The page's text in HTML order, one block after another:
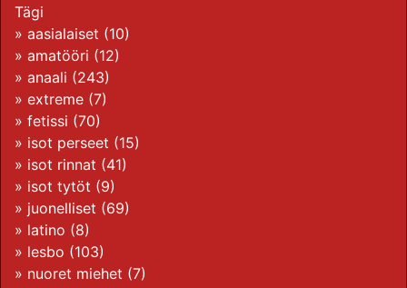
Tägi
» aasialaiset (10)
» amatööri (12)
» anaali (243)
» extreme (7)
» fetissi (70)
» isot perseet (15)
» isot rinnat (41)
» isot tytöt (9)
» juonelliset (69)
» latino (8)
» lesbo (103)
» nuoret miehet (7)